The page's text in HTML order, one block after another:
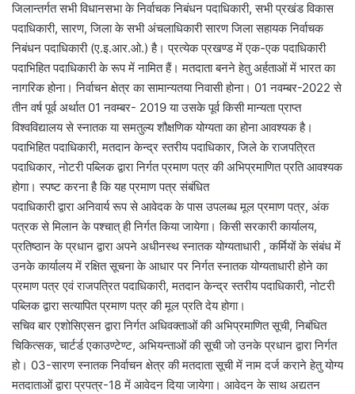
जिलान्तर्गत सभी विधानसभा के निर्वाचक निबंधन पदाधिकारी, सभी प्रखंड विकास
पदाधिकारी, सारण, जिला के सभी अंचलाधिकारी सारण जिला सहायक निर्वाचक
निबंधन पदाधिकारी (ए.इ.आर.ओ.) है। प्रत्येक प्रखण्ड में एक-एक पदाधिकारी
पदाभिहित पदाधिकारी के रूप में नामित हैं। मतदाता बनने हेतु अर्हताओं में भारत का
नागरिक होना। निर्वाचन क्षेत्र का सामान्यतया निवासी होना। 01 नवम्बर-2022 से
तीन वर्ष पूर्व अर्थात 01 नवम्बर- 2019 या उसके पूर्व किसी मान्यता प्राप्त
विश्वविद्यालय से स्नातक या समतुल्य शौक्षणिक योग्यता का होना आवश्यक है।
पदाभिहित पदाधिकारी, मतदान केन्द्र स्तरीय पदाधिकार, जिले के राजपत्रित
पदाधिकार, नोटरी पब्लिक द्वारा निर्गत प्रमाण पत्र की अभिप्रमाणित प्रति आवश्यक
होगा। स्पष्ट करना है कि यह प्रमाण पत्र संबंधित
पदाधिकारी द्वारा अनिवार्य रूप से आवेदक के पास उपलब्ध मूल प्रमाण पत्र, अंक
पत्रक से मिलान के पश्चात् ही निर्गत किया जायेगा। किसी सरकारी कार्यालय,
प्रतिष्ठान के प्रधान द्वारा अपने अधीनस्थ स्नातक योग्यताधारी , कर्मियों के संबंध में
उनके कार्यालय में रक्षित सूचना के आधार पर निर्गत स्नातक योग्यताधारी होने का
प्रमाण पत्र एवं राजपत्रित पदाधिकारी, मतदान केन्द्र स्तरीय पदाधिकारी, नोटरी
पब्लिक द्वारा सत्यापित प्रमाण पत्र की मूल प्रति देय होगा।
सचिव बार एशोसिएसन द्वारा निर्गत अधिवक्ताओं की अभिप्रमाणित सूची, निबंधित
चिकित्सक, चार्टर्ड एकाउण्टेण्ट, अभियन्ताओं की सूची जो उनके प्रधान द्वारा निर्गत
हो। 03-सारण स्नातक निर्वाचन क्षेत्र की मतदाता सूची में नाम दर्ज कराने हेतु योग्य
मतदाताओं द्वारा प्रपत्र-18 में आवेदन दिया जायेगा। आवेदन के साथ अद्यतन